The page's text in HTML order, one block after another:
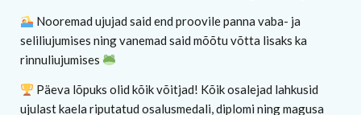
Nooremad ujujad said end proovile panna vaba- ja
seliliujumises ning vanemad said mõõtu võtta lisaks ka
rinnuliujumises
Päeva lõpuks olid kõik võitjad! Kõik osalejad lahkusid
ujulast kaela riputatud osalusmedali, diplomi ning magusa